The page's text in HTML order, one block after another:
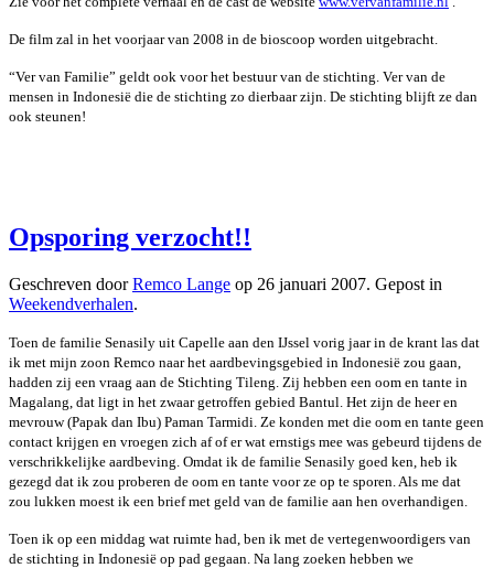
De film zal in het voorjaar van 2008 in de bioscoop worden uitgebracht.
“Ver van Familie” geldt ook voor het bestuur van de stichting. Ver van de
mensen in Indonesië die de stichting zo dierbaar zijn. De stichting blijft ze dan
ook steunen!
Opsporing verzocht!!
Geschreven doorRemco Lange op 26 januari 2007. Gepost in
Weekendverhalen.
Toen de familie Senasily uit Capelle aan den IJssel vorig jaar in de krant las dat
ik met mijn zoon Remco naar het aardbevingsgebied in Indonesië zou gaan,
hadden zij een vraag aan de Stichting Tileng. Zij hebben een oom en tante in
Magalang, dat ligt in het zwaar getroffen gebied Bantul. Het zijn de heer en
mevrouw (Papak dan Ibu) Paman Tarmidi. Ze konden met die oom en tante geen
contact krijgen en vroegen zich af of er wat ernstigs mee was gebeurd tijdens de
verschrikkelijke aardbeving. Omdat ik de familie Senasily goed ken, heb ik
gezegd dat ik zou proberen de oom en tante voor ze op te sporen. Als me dat
zou lukken moest ik een brief met geld van de familie aan hen overhandigen.
Toen ik op een middag wat ruimte had, ben ik met de vertegenwoordigers van
de stichting in Indonesië op pad gegaan. Na lang zoeken hebben we